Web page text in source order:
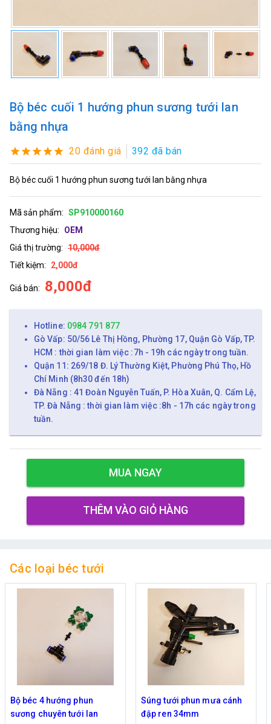
Bộ béc cuối 1 hướng phun sương tưới lan
bằng nhựa
20 đánh giá 392 đã bán
Bộ béc cuối 1 hướng phun sương tưới lan bằng nhựa
Mã sản phẩm: SP910000160
Thương hiệu:
OEM
Giá thị trường: 10,000đ
Tiết kiệm:
2,000đ
Giá bán: 8,000đ
Hotline: 0984 791 877
Gò Vấp: 50/56 Lê Thị Hồng, Phường 17, Quận Gò Vấp, TP.
HCM : thời gian làm việc :7h - 19h các ngày trong tuần.
Quận 11: 269/18 Đ. Lý Thường Kiệt, Phường Phú Thọ, Hồ
Chí Minh (8h30 đến 18h)
Đà Nẵng : 41 Đoàn Nguyễn Tuấn, P. Hòa Xuân, Q. Cẩm Lệ,
TP. Đà Nẵng : thời gian làm việc :8h - 17h các ngày trong
tuần.
MUA NGAY
THÊM VÀO GIỎ HÀNG
Các loại béc tưới
Bộ béc 4 hướng phun
sương chuyên tưới lan
Súng tưới phun mưa cánh
đập ren 34mm